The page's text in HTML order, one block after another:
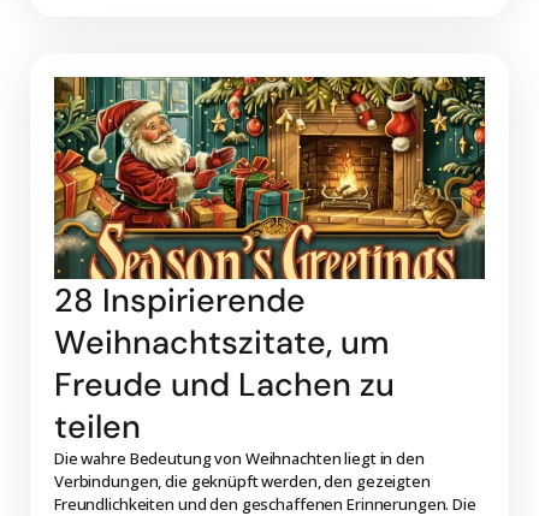
28 Inspirierende
Weihnachtszitate, um
Freude und Lachen zu
teilen
Die wahre Bedeutung von Weihnachten liegt in den
Verbindungen, die geknüpft werden, den gezeigten
Freundlichkeiten und den geschaffenen Erinnerungen. Die